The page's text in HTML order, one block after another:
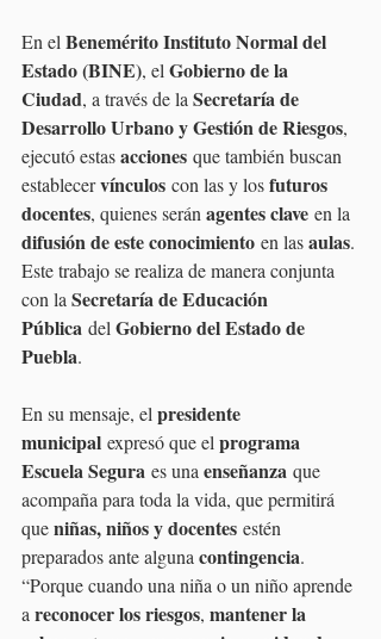
En el Benemérito Instituto Normal del
Estado (BINE), el Gobierno de la
Ciudad, a través de la Secretaría de
Desarrollo Urbano y Gestión de Riesgos,
ejecutó estas acciones que también buscan
establecer vínculos con las y los futuros
docentes, quienes serán agentes clave en la
difusión de este conocimiento en las aulas.
Este trabajo se realiza de manera conjunta
con la Secretaría de Educación
Pública del Gobierno del Estado de
Puebla.
En su mensaje, el presidente
municipal expresó que el programa
Escuela Segura es una enseñanza que
acompaña para toda la vida, que permitirá
que niñas, niños y docentes estén
preparados ante alguna contingencia.
“Porque cuando una niña o un niño aprende
a reconocer los riesgos, mantener la